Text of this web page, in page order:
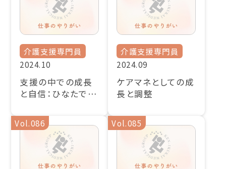
介護支援専門員
2024.10
支援の中での成長
と自信：ひなたでの
介護支援専門員
2024.09
ケアマネとしての成
長と調整
Vol.086 Vol.085